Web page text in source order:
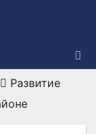
Развитие